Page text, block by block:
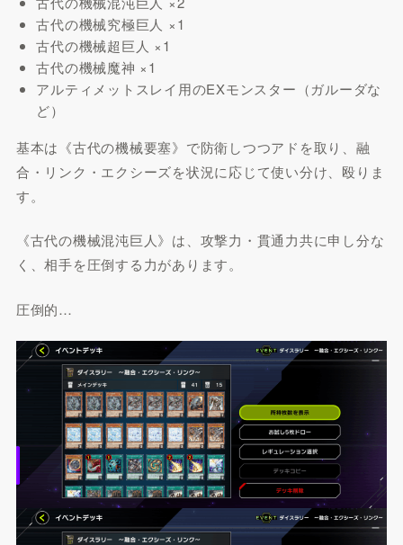
古代の機械究極巨人 ×1
古代の機械超巨人 ×1
古代の機械魔神 ×1
アルティメットスレイ用のEXモンスター（ガルーダな
ど）
基本は《古代の機械要塞》で防衛しつつアドを取り、融
合・リンク・エクシーズを状況に応じて使い分け、殴りま
す。
《古代の機械混沌巨人》は、攻撃力・貫通力共に申し分な
く、相手を圧倒する力があります。
圧倒的…